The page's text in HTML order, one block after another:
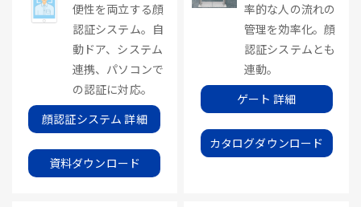
便性を両立する顔
認証システム。自
動ドア、システム
連携、パソコンで
の認証に対応。
顔認証システム 詳細
資料ダウンロード
率的な人の流れの
管理を効率化。顔
認証システムとも
連動。
ゲート 詳細
カタログダウンロード